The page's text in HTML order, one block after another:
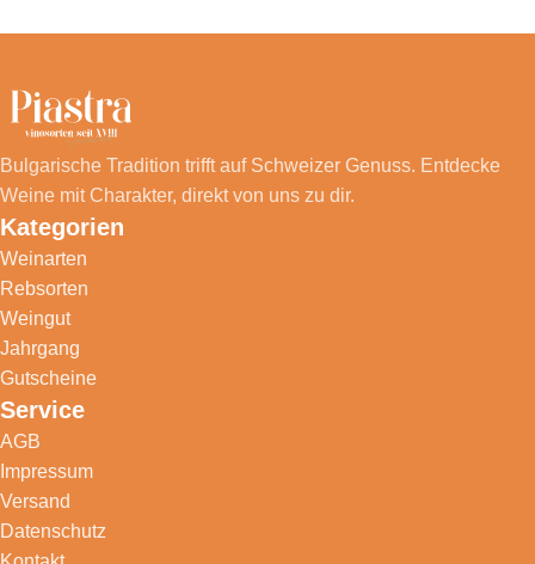
Bulgarische Tradition trifft auf Schweizer Genuss. Entdecke
Weine mit Charakter, direkt von uns zu dir.
Kategorien
Weinarten
Rebsorten
Weingut
Jahrgang
Gutscheine
Service
AGB
Impressum
Versand
Datenschutz